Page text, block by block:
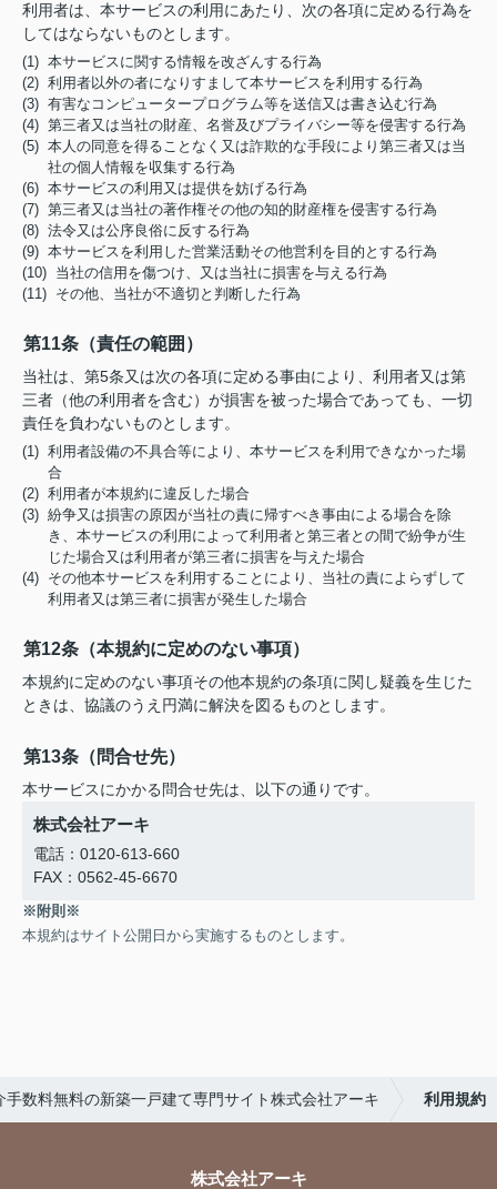
利用者は、本サービスの利用にあたり、次の各項に定める行為を
してはならないものとします。
(1) 本サービスに関する情報を改ざんする行為
(2) 利用者以外の者になりすまして本サービスを利用する行為
(3) 有害なコンピュータープログラム等を送信又は書き込む行為
(4) 第三者又は当社の財産、名誉及びプライバシー等を侵害する行為
(5) 本人の同意を得ることなく又は詐欺的な手段により第三者又は当
社の個人情報を収集する行為
(6) 本サービスの利用又は提供を妨げる行為
(7) 第三者又は当社の著作権その他の知的財産権を侵害する行為
(8) 法令又は公序良俗に反する行為
(9) 本サービスを利用した営業活動その他営利を目的とする行為
(10) 当社の信用を傷つけ、又は当社に損害を与える行為
(11) その他、当社が不適切と判断した行為
第11条（責任の範囲）
当社は、第5条又は次の各項に定める事由により、利用者又は第
三者（他の利用者を含む）が損害を被った場合であっても、一切
責任を負わないものとします。
(1) 利用者設備の不具合等により、本サービスを利用できなかった場
合
(2) 利用者が本規約に違反した場合
(3) 紛争又は損害の原因が当社の責に帰すべき事由による場合を除
き、本サービスの利用によって利用者と第三者との間で紛争が生
じた場合又は利用者が第三者に損害を与えた場合
(4) その他本サービスを利用することにより、当社の責によらずして
利用者又は第三者に損害が発生した場合
第12条（本規約に定めのない事項）
本規約に定めのない事項その他本規約の条項に関し疑義を生じた
ときは、協議のうえ円満に解決を図るものとします。
第13条（問合せ先）
本サービスにかかる問合せ先は、以下の通りです。
株式会社アーキ
電話：0120-613-660
FAX：0562-45-6670
※附則※
本規約はサイト公開日から実施するものとします。
数料無料の新築一戸建て専門サイト株式会社アーキ 利用規約
株式会社アーキ